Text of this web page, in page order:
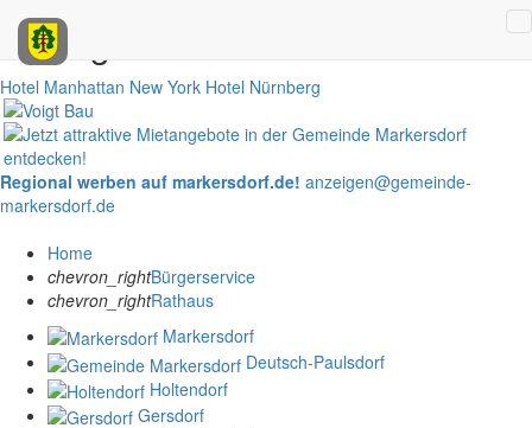
Anzeigen
Hotel Manhattan New York Hotel Nürnberg
Regional werben auf markersdorf.de! anzeigen@gemeinde-
markersdorf.de
Home
chevron_rightBürgerservice
chevron_rightRathaus
Markersdorf
Deutsch-Paulsdorf
Holtendorf
Gersdorf